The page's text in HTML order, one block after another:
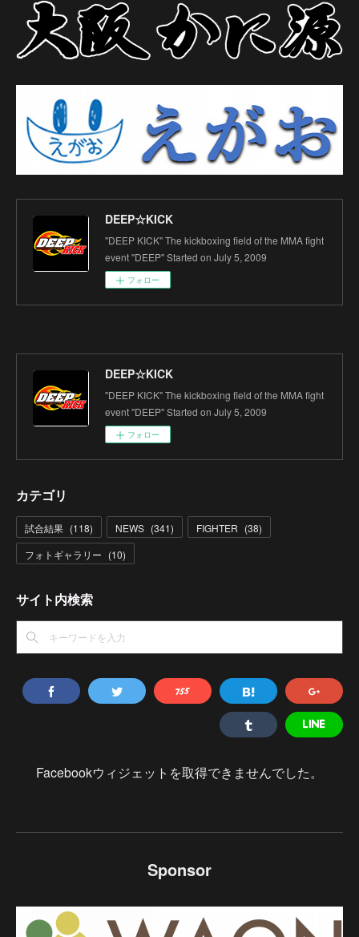
DEEP☆KICK
"DEEP KICK" The kickboxing field of the MMA fight
event "DEEP" Started on July 5, 2009
フォロー
DEEP☆KICK
"DEEP KICK" The kickboxing field of the MMA fight
event "DEEP" Started on July 5, 2009
フォロー
カテゴリ
試合結果 (118) NEWS (341) FIGHTER (38)
フォトギャラリー (10)
サイト内検索
Facebookウィジェットを取得できませんでした。
Sponsor